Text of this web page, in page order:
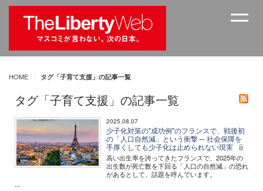
HOME タグ「子育て支援」の記事一覧
タグ「子育て支援」の記事一覧
2025.08.07
少子化対策の"成功例"のフランスで、戦後初
の「人口自然減」という衝撃 ─ 社会保障を
手厚くしても少子化は止められない現実
高い出生率を誇ってきたフランスで、2025年の
出生数が死亡数を下回る「人口の自然減」の恐れ
があるとして、話題を呼んでいます。
...